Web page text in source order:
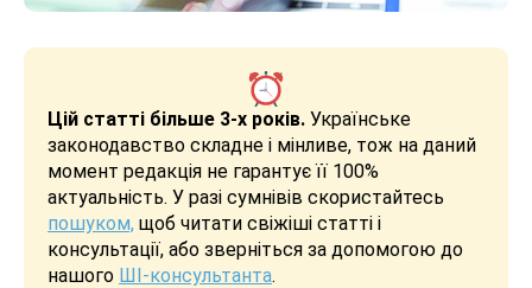
Цій статті більше 3-х років. Українське
законодавство складне і мінливе, тож на даний
момент редакція не гарантує її 100%
актуальність. У разі сумнівів скористайтесь
пошуком, щоб читати свіжіші статті і
консультації, або зверніться за допомогою до
нашого ШІ-консультанта.